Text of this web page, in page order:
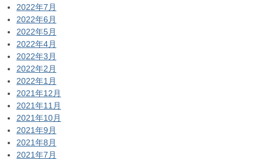
2022年7月
2022年6月
2022年5月
2022年4月
2022年3月
2022年2月
2022年1月
2021年12月
2021年11月
2021年10月
2021年9月
2021年8月
2021年7月